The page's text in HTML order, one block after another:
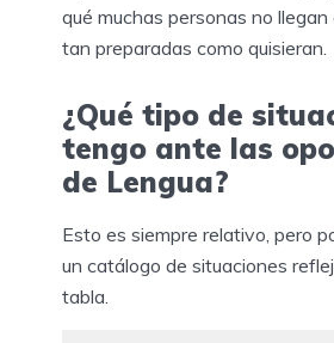
qué muchas personas no llegan
tan preparadas como quisieran.
¿Qué tipo de
tengo ante las
de Lengua?
Esto es siempre relativo, pero
un catálogo de situaciones
tabla.